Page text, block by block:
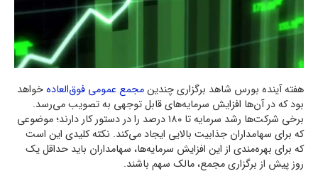
هفته آینده بورس شاهد برگزاری چندینمجمع عمومی فوق‌العادهخواهد
بود که در آن‌ها افزایش سرمایه‌های قابل توجهی به تصویب می‌رسد.
برخی شرکت‌ها رشد سرمایه تا ۱۸۰ درصد را در دستور کار دارند؛ موضوعی
که برای سهامداران جذابیت بالایی ایجاد می‌کند. نکته کلیدی این است
که برای بهره‌مندی از این افزایش سرمایه‌ها، سهامداران باید حداقل یک
روز پیش از برگزاری مجمع، مالک سهم باشند.